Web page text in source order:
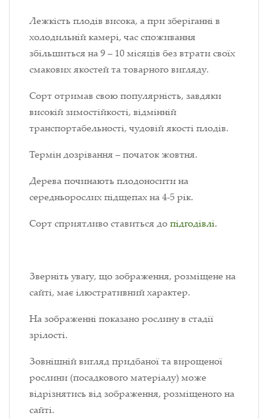
Лежкість плодів висока, а при зберіганні в
холодильній камері, час споживання
збільшиться на 9 – 10 місяців без втрати своїх
смакових якостей та товарного вигляду.
Сорт отримав свою популярність, завдяки
високій зимостійкості, відмінній
транспортабельності, чудовій якості плодів.
Термін дозрівання – початок жовтня.
Дерева починають плодоносити на
середньорослих підщепах на 4-5 рік.
Сорт сприятливо ставиться допідгодівлі.
Зверніть увагу, що зображення, розміщене на
сайті, має ілюстративний характер.
На зображенні показано рослину в стадії
зрілості.
Зовнішній вигляд придбаної та вирощеної
рослини (посадкового матеріалу) може
відрізнятись від зображення, розміщеного на
сайті.